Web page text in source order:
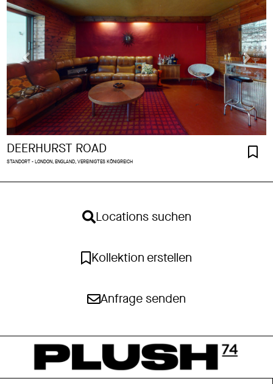
DEERHURST ROAD
STANDORT - LONDON, ENGLAND, VEREINIGTES KÖNIGREICH
Locations suchen
Kollektion erstellen
Anfrage senden